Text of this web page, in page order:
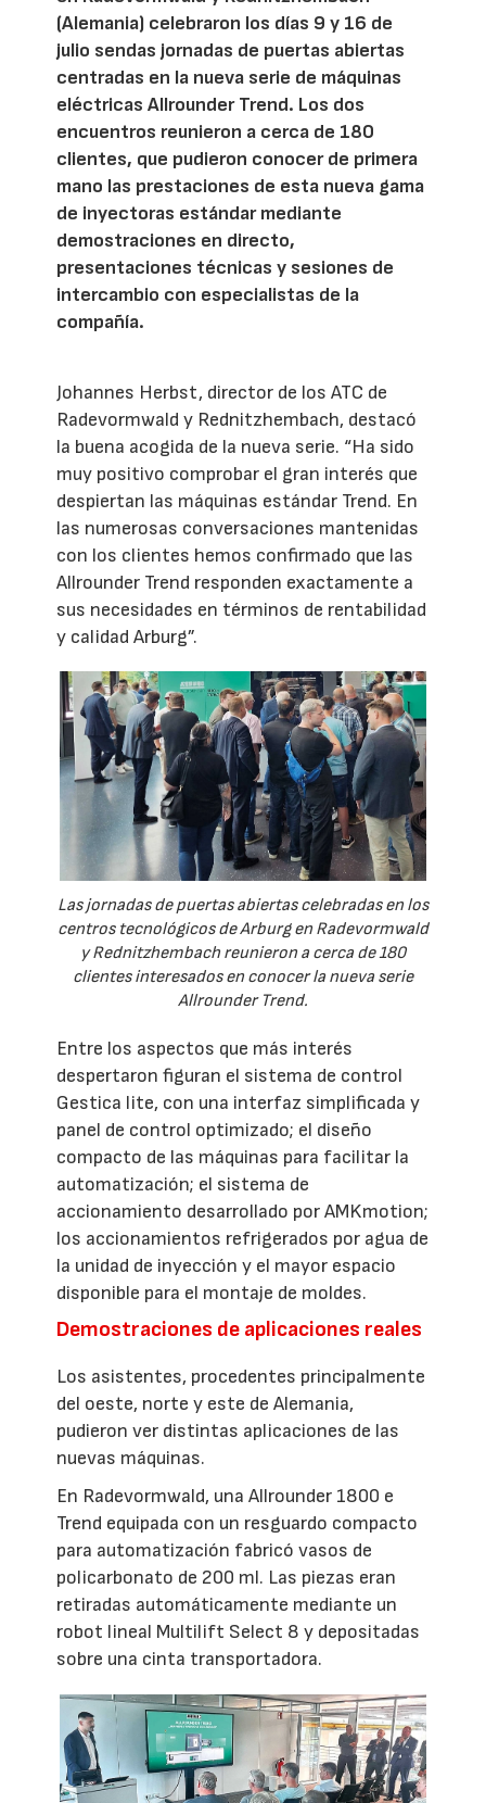
(Alemania) celebraron los días 9 y 16 de
julio sendas jornadas de puertas abiertas
centradas en la nueva serie de máquinas
eléctricas Allrounder Trend. Los dos
encuentros reunieron a cerca de 180
clientes, que pudieron conocer de primera
mano las prestaciones de esta nueva gama
de inyectoras estándar mediante
demostraciones en directo,
presentaciones técnicas y sesiones de
intercambio con especialistas de la
compañía.
Johannes Herbst, director de los ATC de
Radevormwald y Rednitzhembach, destacó
la buena acogida de la nueva serie. “Ha sido
muy positivo comprobar el gran interés que
despiertan las máquinas estándar Trend. En
las numerosas conversaciones mantenidas
con los clientes hemos confirmado que las
Allrounder Trend responden exactamente a
sus necesidades en términos de rentabilidad
y calidad Arburg”.
Las jornadas de puertas abiertas celebradas en los
centros tecnológicos de Arburg en Radevormwald
y Rednitzhembach reunieron a cerca de 180
clientes interesados en conocer la nueva serie
Allrounder Trend.
Entre los aspectos que más interés
despertaron figuran el sistema de control
Gestica lite, con una interfaz simplificada y
panel de control optimizado; el diseño
compacto de las máquinas para facilitar la
automatización; el sistema de
accionamiento desarrollado por AMKmotion;
los accionamientos refrigerados por agua de
la unidad de inyección y el mayor espacio
disponible para el montaje de moldes.
Demostraciones de aplicaciones reales
Los asistentes, procedentes principalmente
del oeste, norte y este de Alemania,
pudieron ver distintas aplicaciones de las
nuevas máquinas.
En Radevormwald, una Allrounder 1800 e
Trend equipada con un resguardo compacto
para automatización fabricó vasos de
policarbonato de 200 ml. Las piezas eran
retiradas automáticamente mediante un
robot lineal Multilift Select 8 y depositadas
sobre una cinta transportadora.